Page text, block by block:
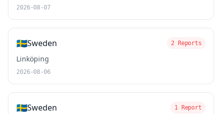
2026-08-07
🇸🇪Sweden 2 Reports
Linköping
2026-08-06
🇸🇪Sweden 1 Report